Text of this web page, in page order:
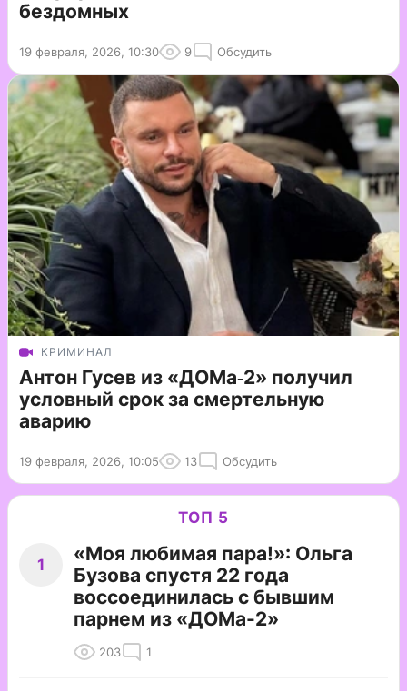
бездомных
19 февраля, 2026, 10:30 9 Обсудить
КРИМИНАЛ
Антон Гусев из «ДОМа‑2» получил
условный срок за смертельную
аварию
19 февраля, 2026, 10:05 13 Обсудить
ТОП 5
1
«Моя любимая пара!»: Ольга
Бузова спустя 22 года
воссоединилась с бывшим
парнем из «ДОМа-2»
203 1